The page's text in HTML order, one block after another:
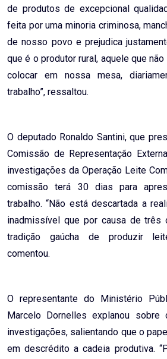
de produtos de excepcional
feita por uma minoria criminosa,
de nosso povo e prejudica
que é o produtor rural, aquele que
colocar em nossa mesa,
trabalho”, ressaltou.
O deputado Ronaldo Santini, que
Comissão de Representação
investigações da Operação Leite
comissão terá 30 dias para
trabalho. “Não está descartada a
inadmissível que por causa de três
tradição gaúcha de produzir
comentou.
O representante do Ministério
Marcelo Dornelles explanou sobre
investigações, salientando que o
em descrédito a cadeia produtiva.